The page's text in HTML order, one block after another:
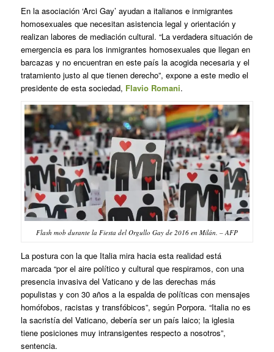
En la asociación ‘Arci Gay’ ayudan a italianos e inmigrantes
homosexuales que necesitan asistencia legal y orientación y
realizan labores de mediación cultural. “La verdadera situación de
emergencia es para los inmigrantes homosexuales que llegan en
barcazas y no encuentran en este país la acogida necesaria y el
tratamiento justo al que tienen derecho”, expone a este medio el
presidente de esta sociedad, Flavio Romani.
Flash mob durante la Fiesta del Orgullo Gay de 2016 en Milán. – AFP
La postura con la que Italia mira hacia esta realidad está
marcada “por el aire político y cultural que respiramos, con una
presencia invasiva del Vaticano y de las derechas más
populistas y con 30 años a la espalda de políticas con mensajes
homófobos, racistas y transfóbicos”, según Porpora. “Italia no es
la sacristía del Vaticano, debería ser un país laico; la iglesia
tiene posiciones muy intransigentes respecto a nosotros”,
sentencia.